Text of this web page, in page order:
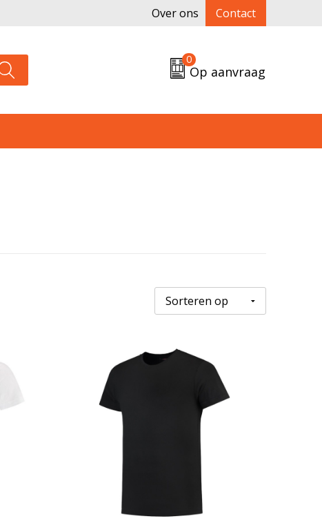
Over ons Contact
0
Op aanvraag